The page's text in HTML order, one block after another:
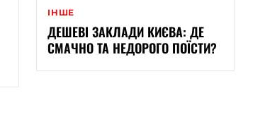
ІНШЕ
ДЕШЕВІ ЗАКЛАДИ КИЄВА: ДЕ
СМАЧНО ТА НЕДОРОГО ПОЇСТИ?